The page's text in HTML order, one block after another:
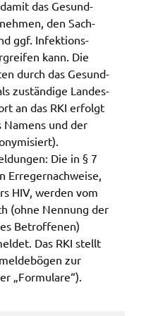
das Gesund­
den Sach­
ggf. Infek­ti­ons­
kann. Die
durch das Gesund­
zustän­di­ge Landes­
an das RKI erfolgt
und der
Die in § 7
Erre­ger­nach­wei­se,
HIV, werden vom
(ohne Nennung der
Betrof­fe­nen)
Das RKI stellt
zur
„Formu­la­re“).
sind
Anzeige und
Diese
durch YouTube, LLC
CA 94066 USA,
Schutzbereich der
(DSGVO).
Datenschutzmodus
eine
erst bei
in Gang setzt. Wird die
YouTube-Videos
ein, um
zu
der DSGVO
um Einwilligung